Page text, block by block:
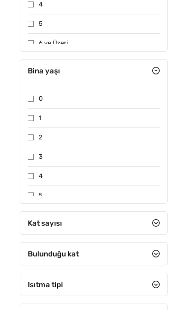
4
5
6 ve Üzeri
Bina yaşı
0
1
2
3
4
5
11-15 arası
16-20 arası
21-25 arası
Kat sayısı
Bulunduğu kat
Isıtma tipi